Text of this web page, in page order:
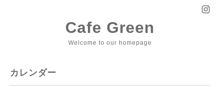
Cafe Green
Welcome to our homepage
カレンダー